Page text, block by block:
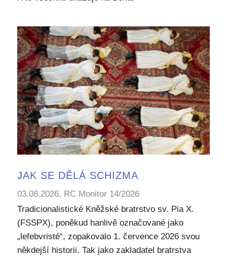
JAK SE DĚLÁ SCHIZMA
03.08.2026, RC Monitor 14/2026
Tradicionalistické Kněžské bratrstvo sv. Pia X.
(FSSPX), poněkud hanlivě označované jako
„lefebvristé“, zopakovalo 1. července 2026 svou
někdejší historii. Tak jako zakladatel bratrstva